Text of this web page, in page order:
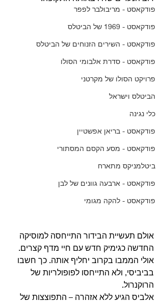
פודקאסט - מריבולבר לפפר
פודקאסט - 1969 של הביטלס
פודקאסט - השירים הזנוחים של הביטלס
פודקאסט - סדרת אלבומי הסולו
פרויקט הסולו של מקרטני
הביטלס וישראל
כלי נגינה
פודקאסט - בריאן אפשטיין
פודקאסט - מסע הקסם המסתורי
ביטלמניקס מתארח
פודקאסט - ארבעה גוונים של לבן
פודקאסט - להקה מגומי
אולם תעשיית הבידור התייחסה למוסיקה
החדשה כגימיק חדש עם חיי מדף קצרים.
אולי הממבו בקרוב יחליף אותה. כך חשבו
בביביסי, ולא התייחסו לפופולריות של
הרוקנרול.
אלביס הגיע ללא אזהרה – התפוצצות של